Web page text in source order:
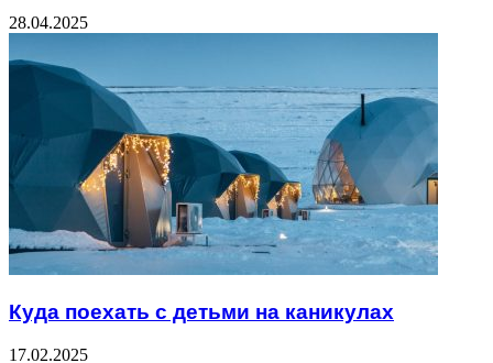
28.04.2025
Куда поехать с детьми на каникулах
17.02.2025